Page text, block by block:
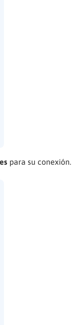
para su conexión.